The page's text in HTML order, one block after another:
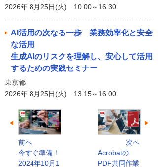
2026年 8月25日(火) 10:00～16:30
AI活用の次なる一歩 業務効率化と安全
な活用
生成AIのリスクを理解し、安心して活用
するための実践セミナー
東京都
2026年 8月25日(火) 13:15～16:00
前へ
今すぐ準備！
2024年10月1
次へ
Acrobatの
PDF共同作業